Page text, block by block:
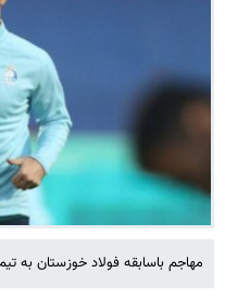
مهاجم باسابقه فولاد خوزستان